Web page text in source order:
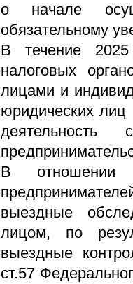
о начале
обязательному
В течение
налоговых
лицами и
юридических
В отношении
выездные
лицом, по
выездные
ст.57